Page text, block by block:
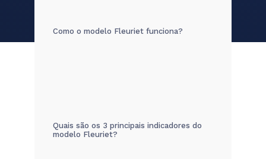
Como o modelo Fleuriet funciona?
Quais são os 3 principais indicadores do
modelo Fleuriet?